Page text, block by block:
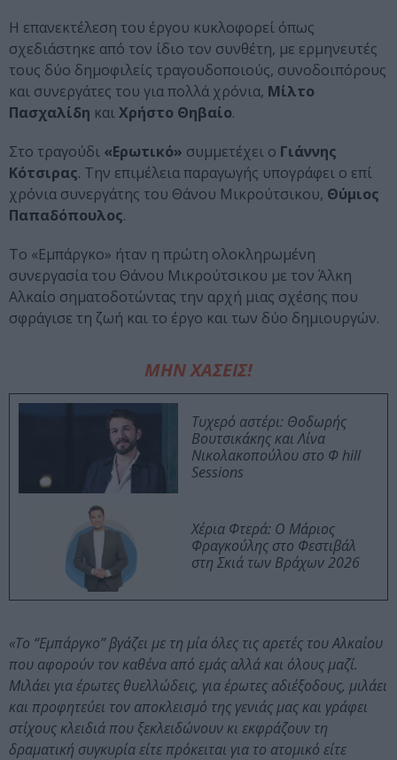
Η επανεκτέλεση του έργου κυκλοφορεί όπως
σχεδιάστηκε από τον ίδιο τον συνθέτη, με ερμηνευτές
τους δύο δημοφιλείς τραγουδοποιούς, συνοδοιπόρους
και συνεργάτες του για πολλά χρόνια, Μίλτο
Πασχαλίδη καιΧρήστο Θηβαίο.
Στο τραγούδι «Ερωτικό» συμμετέχει ο Γιάννης
Κότσιρας. Την επιμέλεια παραγωγής υπογράφει ο επί
χρόνια συνεργάτης του Θάνου Μικρούτσικου, Θύμιος
Παπαδόπουλος.
Το «Εμπάργκο» ήταν η πρώτη ολοκληρωμένη
συνεργασία του Θάνου Μικρούτσικου με τον Άλκη
Αλκαίο σηματοδοτώντας την αρχή μιας σχέσης που
σφράγισε τη ζωή και το έργο και των δύο δημιουργών.
ΜΗΝ ΧΑΣΕΙΣ!
Τυχερό αστέρι: Θοδωρής
Βουτσικάκης και Λίνα
Νικολακοπούλου στο Φ hill
Sessions
Χέρια Φτερά: Ο Μάριος
Φραγκούλης στο Φεστιβάλ
στη Σκιά των Βράχων 2026
«Το “Εμπάργκο” βγάζει με τη μία όλες τις αρετές του Αλκαίου
που αφορούν τον καθένα από εμάς αλλά και όλους μαζί.
Μιλάει για έρωτες θυελλώδεις, για έρωτες αδιέξοδους, μιλάει
και προφητεύει τον αποκλεισμό της γενιάς μας και γράφει
στίχους κλειδιά που ξεκλειδώνουν κι εκφράζουν τη
δραματική συγκυρία είτε πρόκειται για το ατομικό είτε